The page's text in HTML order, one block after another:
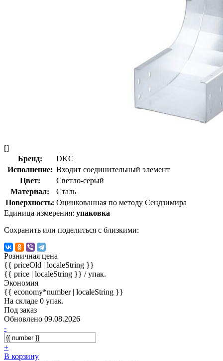
[]
Бренд:
DKC
Исполнение: Входит соединительный элемент
Цвет:
Светло-серый
Материал:
Сталь
Поверхность: Оцинкованная по методу Сендзимира
Единица измерения: упаковка
Сохранить или поделиться с близкими:
Розничная цена
{{ priceOld | localeString }}
{{ price | localeString }} / упак.
Экономия
{{ economy*number | localeString }}
На складе 0 упак.
Под заказ
Обновлено 09.08.2026
-
+
В корзину